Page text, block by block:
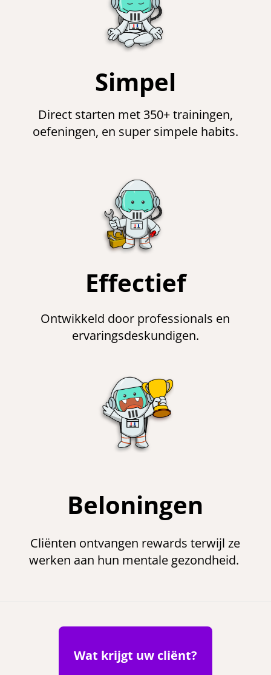
Simpel
Direct starten met 350+ trainingen,
oefeningen, en super simpele habits.
Effectief
Ontwikkeld door professionals en
ervaringsdeskundigen.
Beloningen
Cliënten ontvangen rewards terwijl ze
werken aan hun mentale gezondheid.
Wat krijgt uw cliënt?